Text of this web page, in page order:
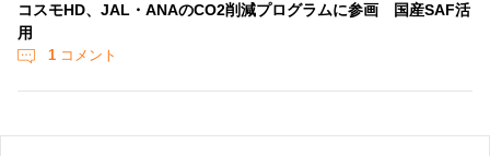
コスモHD、JAL・ANAのCO2削減プログラムに参画 国産SAF活
用
1 コメント